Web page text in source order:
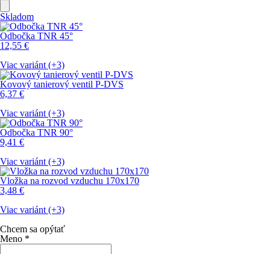
Skladom
Odbočka TNR 45°
12,55 €
Viac variánt (+3)
Kovový tanierový ventil P-DVS
6,37 €
Viac variánt (+3)
Odbočka TNR 90°
9,41 €
Viac variánt (+3)
Vložka na rozvod vzduchu 170x170
3,48 €
Viac variánt (+3)
Chcem sa opýtať
Meno *